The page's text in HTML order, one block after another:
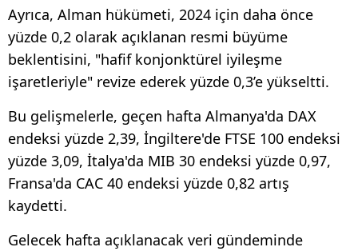
Ayrıca, Alman hükümeti, 2024 için daha önce
yüzde 0,2 olarak açıklanan resmi büyüme
beklentisini, "hafif konjonktürel iyileşme
işaretleriyle" revize ederek yüzde 0,3’e yükseltti.
Bu gelişmelerle, geçen hafta Almanya'da DAX
endeksi yüzde 2,39, İngiltere'de FTSE 100 endeksi
yüzde 3,09, İtalya'da MIB 30 endeksi yüzde 0,97,
Fransa'da CAC 40 endeksi yüzde 0,82 artış
kaydetti.
Gelecek hafta açıklanacak veri gündeminde